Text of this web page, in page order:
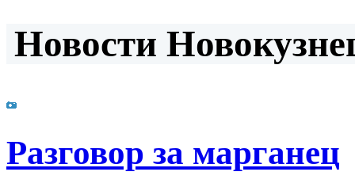
Новости
Разговор за марганец